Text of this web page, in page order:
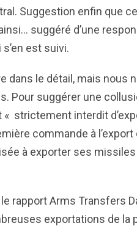
Suggestion enfin que
suggéré d’une
est suivi.
dans le détail, mais nous
Pour suggérer une
strictement interdit
commande à
à exporter ses
rapport Arms Transfers
exportations de la